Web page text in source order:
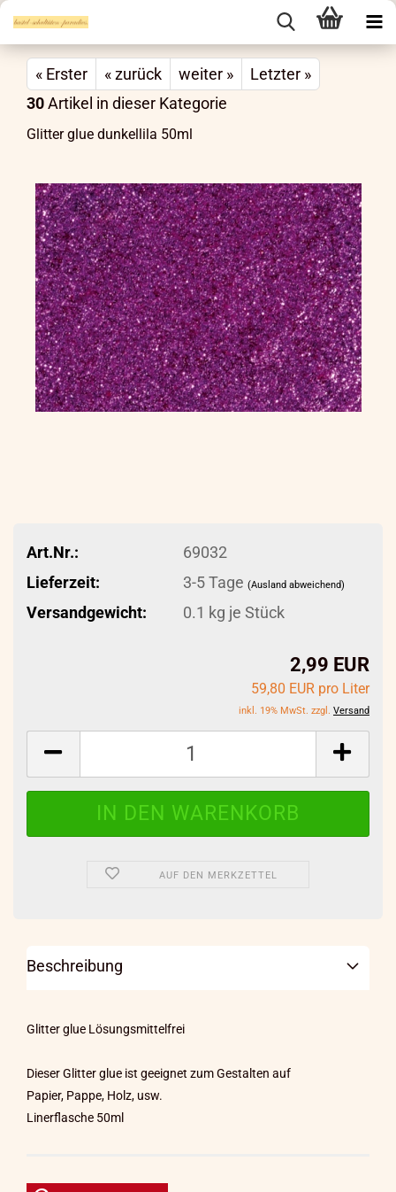
« Erster « zurück weiter »
Letzter »
30Artikel in dieser Kategorie
Glitter glue dunkellila 50ml
Art.Nr.:
69032
Lieferzeit:
3-5 Tage (Ausland abweichend)
Versandgewicht: 0.1 kg je Stück
2,99 EUR
59,80 EUR pro Liter
inkl. 19% MwSt. zzgl. Versand
AUF DEN MERKZETTEL
Beschreibung
Glitter glue Lösungsmittelfrei
Dieser Glitter glue ist geeignet zum Gestalten auf
Papier, Pappe, Holz, usw.
Linerflasche 50ml